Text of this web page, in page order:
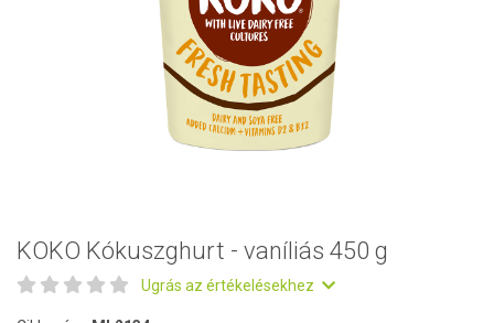
KOKO Kókuszghurt - vaníliás 450 g
Ugrás az értékelésekhez